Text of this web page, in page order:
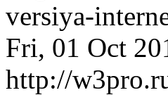
versiya-
Fri, 01 Oct
http://